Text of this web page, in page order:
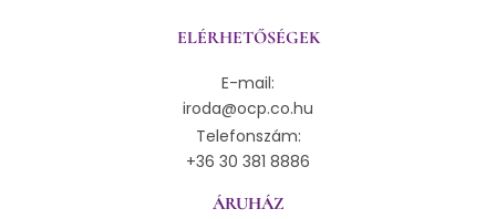
ELÉRHETŐSÉGEK
E-mail:
iroda@ocp.co.hu
Telefonszám:
+36 30 381 8886
ÁRUHÁZ